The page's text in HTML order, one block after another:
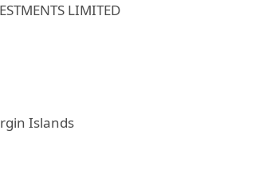
LIMITED
Islands